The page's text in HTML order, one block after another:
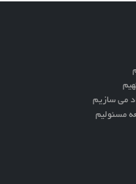
می سازیم
مسئولیم